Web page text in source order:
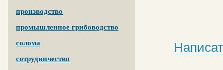
производство
промышленное грибоводство
солома
сотрудничество